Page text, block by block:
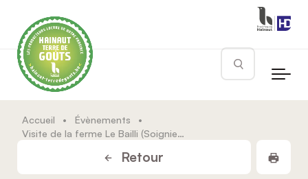
Rechercher
Accueil • Évènements
•
Visite de la ferme Le Bailli (Soignies) et de la fromagerie
Retour